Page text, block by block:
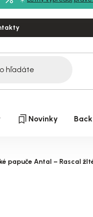
Novinky
papuče Antal – Rascal